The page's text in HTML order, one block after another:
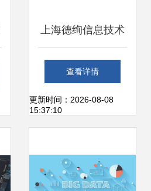
上海德绚信息技术
深耕网络信息技术
开发的创新引擎
查看详情
更新时间：2026-08-08
15:37:10